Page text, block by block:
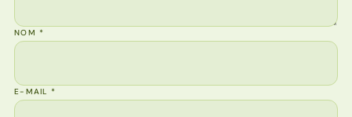
NOM*
E-MAIL*